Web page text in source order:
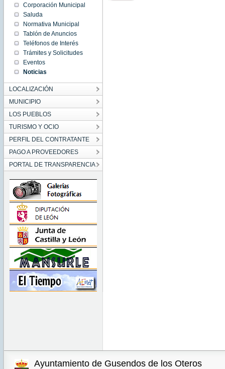
Corporación Municipal
Saluda
Normativa Municipal
Tablón de Anuncios
Teléfonos de Interés
Trámites y Solicitudes
Eventos
Noticias
LOCALIZACIÓN
MUNICIPIO
LOS PUEBLOS
TURISMO Y OCIO
PERFIL DEL CONTRATANTE
PAGO A PROVEEDORES
PORTAL DE TRANSPARENCIA
Ayuntamiento de Gusendos de los Oteros